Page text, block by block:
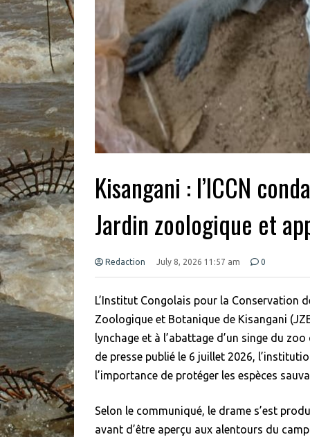
Kisangani : l’ICCN
Jardin zoologique et
Redaction July 8, 2026 11:57 am 0
L’Institut Congolais pour la Conservation
Zoologique et Botanique de Kisangani
lynchage et à l’abattage d’un singe du
de presse publié le 6 juillet 2026,
l’importance de protéger les espèces
Selon le communiqué, le drame s’est
avant d’être aperçu aux alentours du